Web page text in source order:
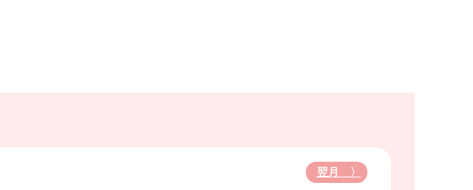
翌月 〉